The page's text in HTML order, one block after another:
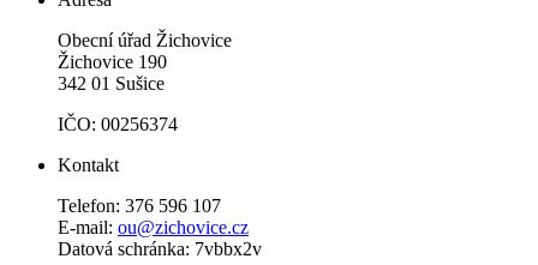
Obecní úřad Žichovice
Žichovice 190
342 01 Sušice
IČO: 00256374
Kontakt
Telefon: 376 596 107
E-mail: ou@zichovice.cz
Datová schránka: 7vbbx2v